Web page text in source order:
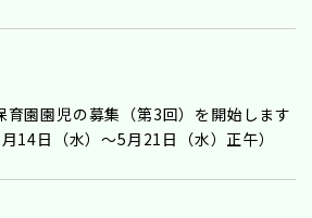
園園児の募集（第3回）を開始します
14日（水）～5月21日（水）正午）